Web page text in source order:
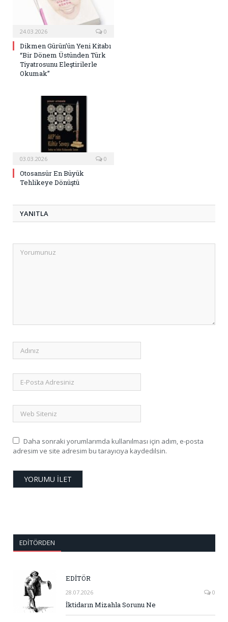
24.03.2026 0
Dikmen Gürün’ün Yeni Kitabı
“Bir Dönem Üstünden Türk
Tiyatrosunu Eleştirilerle
Okumak”
03.03.2026 0
Otosansür En Büyük
Tehlikeye Dönüştü
YANITLA
Daha sonraki yorumlarımda kullanılması için adım, e-posta
adresim ve site adresim bu tarayıcıya kaydedilsin.
EDITÖRDEN
EDİTÖR
28.07.2026 0
İktidarın Mizahla Sorunu Ne